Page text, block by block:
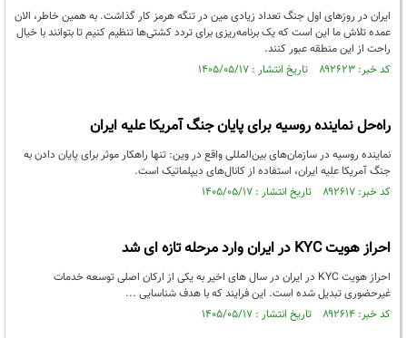
ایران در روزهای اول جنگ تعداد زیادی مین در تنگه هرمز کار گذاشت. به همین خاطر، الان
عمده تلاش ما این است که یک برنامه‌ریزی برای تردد کشتی‌ها تنظیم کنیم تا بتوانند با خیال
راحت از این منطقه عبور کنند.
کد خبر: ۸۹۲۶۲۳ تاریخ انتشار : ۱۴۰۵/۰۵/۱۷
راه‌حل نماینده روسیه برای پایان جنگ آمریکا علیه ایران
نماینده روسیه در سازمان‌های بین‌المللی واقع در وین: تنها راهکار موثر برای پایان دادن به
جنگ آمریکا علیه ایران، استفاده از کانال‌های دیپلماتیک است.
کد خبر: ۸۹۲۶۱۷ تاریخ انتشار : ۱۴۰۵/۰۵/۱۷
احراز هویت KYC در ایران وارد مرحله تازه ای شد
احراز هویت KYC در ایران در سال های اخیر به یکی از ارکان اصلی توسعه خدمات
غیرحضوری تبدیل شده است. این فرایند که با هدف شناسایی ...
کد خبر: ۸۹۲۶۱۴ تاریخ انتشار : ۱۴۰۵/۰۵/۱۷